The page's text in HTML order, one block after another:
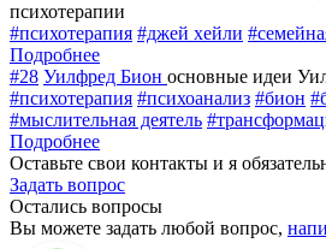
психотерапии
#психотерапия #джей хейли
Подробнее
#28 Уилфред Бион основные идеи
#психотерапия #психоанализ #бион
#мыслительная деятель
Подробнее
Оставьте свои контакты и я
Задать вопрос
Остались вопросы
Вы можете задать любой вопрос,